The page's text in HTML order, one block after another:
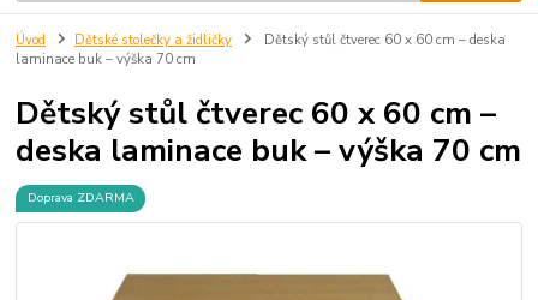
Úvod Dětské stolečky a židličky
Dětský stůl čtverec 60 x 60 cm – deska
laminace buk – výška 70 cm
Dětský stůl čtverec 60 x 60 cm –
deska laminace buk – výška 70 cm
Doprava ZDARMA